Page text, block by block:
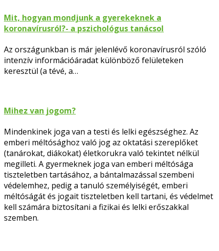
Mit, hogyan mondjunk a gyerekeknek a
koronavírusról?- a pszichológus tanácsol
Az országunkban is már jelenlévő koronavírusról szóló
intenzív információáradat különböző felületeken
keresztül (a tévé, a…
Mihez van jogom?
Mindenkinek joga van a testi és lelki egészséghez. Az
emberi méltósághoz való jog az oktatási szereplőket
(tanárokat, diákokat) életkorukra való tekintet nélkül
megilleti. A gyermeknek joga van emberi méltósága
tiszteletben tartásához, a bántalmazással szembeni
védelemhez, pedig a tanuló személyiségét, emberi
méltóságát és jogait tiszteletben kell tartani, és védelmet
kell számára biztosítani a fizikai és lelki erőszakkal
szemben.